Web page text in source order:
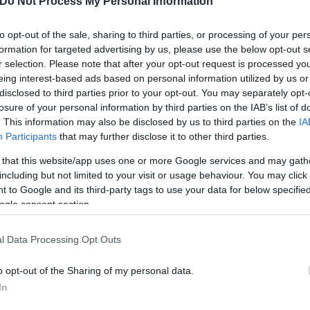
opt-out of the sale, sharing to third parties, or processing of your
for targeted advertising by us, please use the below opt-out
selection. Please note that after your opt-out request is processed
interest-based ads based on personal information utilized by us
to third parties prior to your opt-out. You may separately
of your personal information by third parties on the IAB’s list of
This information may also be disclosed by us to third parties on the
Participants that may further disclose it to other third parties.
that this website/app uses one or more Google services and may
but not limited to your visit or usage behaviour. You may
to Google and its third-party tags to use your data for below
consent section.
Data Processing Opt Outs
opt-out of the Sharing of my personal data.
σεξουαλική, είτε εξουσίας απέναντι στους
θέλουμε να συνεχίσουν να υπάρχουν στη
όταν αποδειχτεί ότι κάποιος έχει κάνει κάτι,
το δικαίωμα να κάνεις αυτή τη δήλωση, σε
έχει με την Αθηνά Μαξίμου και αποκάλυψε